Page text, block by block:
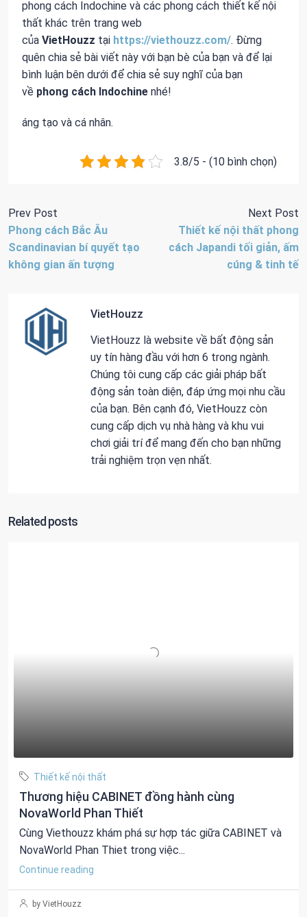
phong cách Indochine và các phong cách thiết kế nội
thất khác trên trang web
của VietHouzz tại https://viethouzz.com/. Đừng
quên chia sẻ bài viết này với bạn bè của bạn và để lại
bình luận bên dưới để chia sẻ suy nghĩ của bạn
về phong cách Indochine nhé!
áng tạo và cá nhân.
3.8/5 - (10 bình chọn)
Prev Post
Phong cách Bắc Âu
Scandinavian bí quyết tạo
không gian ấn tượng
Next Post
Thiết kế nội thất phong
cách Japandi tối giản, ấm
cúng & tinh tế
VietHouzz
VietHouzz là website về bất động sản
uy tín hàng đầu với hơn 6 trong ngành.
Chúng tôi cung cấp các giải pháp bất
động sản toàn diện, đáp ứng mọi nhu cầu
của bạn. Bên cạnh đó, VietHouzz còn
cung cấp dịch vụ nhà hàng và khu vui
chơi giải trí để mang đến cho bạn những
trải nghiệm trọn vẹn nhất.
Related posts
Thiết kế nội thất
Thương hiệu CABINET đồng hành cùng
NovaWorld Phan Thiết
Cùng Viethouzz khám phá sự hợp tác giữa CABINET và
NovaWorld Phan Thiet trong việc...
Continue reading
by VietHouzz